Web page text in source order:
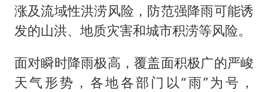
涨及流域性洪涝风险，防范强降雨可能诱
发的山洪、地质灾害和城市积涝等风险。
面对瞬时降雨极高，覆盖面积极广的严峻
天气形势，各地各部门以“雨”为号，